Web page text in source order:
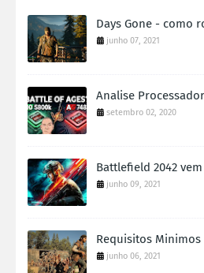
Days Gone - como
junho 07, 2021
Analise
setembro 02, 2020
Battlefield 2042
junho 09, 2021
Requisitos Minimos
junho 06, 2021